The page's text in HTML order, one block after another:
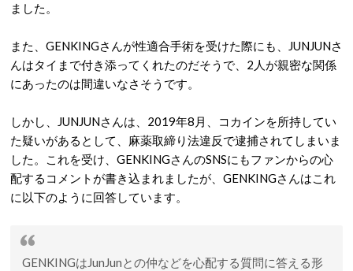
ました。
また、GENKINGさんが性適合手術を受けた際にも、JUNJUNさ
んはタイまで付き添ってくれたのだそうで、2人が親密な関係
にあったのは間違いなさそうです。
しかし、JUNJUNさんは、2019年8月、コカインを所持してい
た疑いがあるとして、麻薬取締り法違反で逮捕されてしまいま
した。これを受け、GENKINGさんのSNSにもファンからの心
配するコメントが書き込まれましたが、GENKINGさんはこれ
に以下のように回答しています。
GENKINGはJunJunとの仲などを心配する質問に答える形